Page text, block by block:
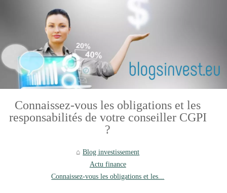
Connaissez-vous les obligations et les
responsabilités de votre conseiller CGPI
?
Blog investissement
Actu finance
Connaissez-vous les obligations et les...